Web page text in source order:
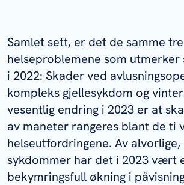
Samlet sett, er det de samme tre
helseproblemene som utmerker
i 2022: Skader ved
kompleks gjellesykdom og
vesentlig endring i 2023 er at
av maneter rangeres blant de ti
helseutfordringene. Av
sykdommer har det i 2023 vært
bekymringsfull økning i